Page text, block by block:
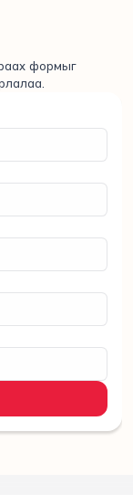
формыг